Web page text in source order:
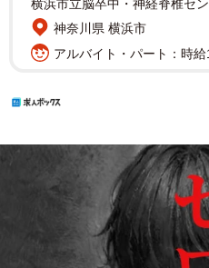
横浜市立脳卒中・神経脊椎セ
神奈川県 横浜市
アルバイト・パート：時